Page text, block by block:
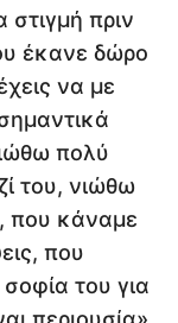
στιγμή πριν
έκανε δώρο
να με
πολύ
του, νιώθω
που κάναμε
που
του για